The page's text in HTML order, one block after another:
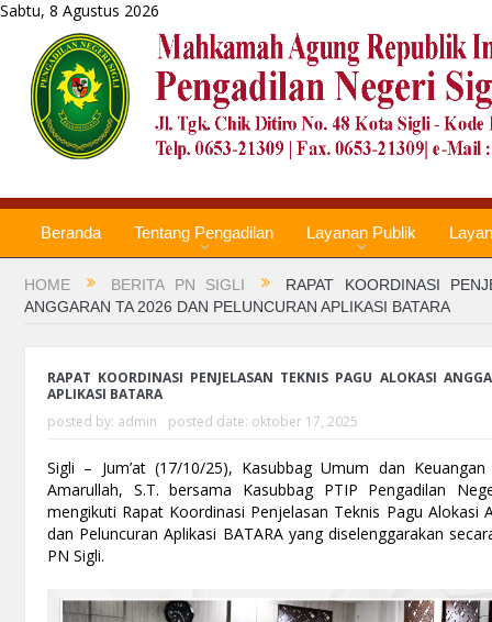
Sabtu, 8 Agustus 2026
Beranda Tentang Pengadilan Layanan Publik
HOME BERITA PN SIGLI
RAPAT KOORDINASI
ANGGARAN TA 2026 DAN PELUNCURAN APLIKASI BATARA
RAPAT KOORDINASI PENJELASAN TEKNIS PAGU ALOKASI
APLIKASI BATARA
posted by: admin posted date: oktober 17, 2025
Sigli – Jum’at (17/10/25), Kasubbag Umum dan
Amarullah, S.T. bersama Kasubbag PTIP Pengadilan
mengikuti Rapat Koordinasi Penjelasan Teknis Pagu Alokasi
dan Peluncuran Aplikasi BATARA yang diselenggarakan
PN Sigli.